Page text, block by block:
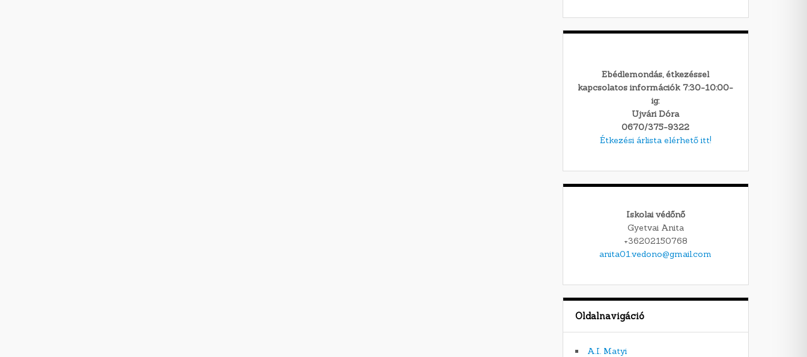
Ebédlemondás, étkezéssel
kapcsolatos információk 7:30-10:00-
ig:
Ujvári Dóra
0670/375-9322
Étkezési árlista elérhető itt!
Iskolai védőnő
Gyetvai Anita
+36202150768
anita01.vedono@gmail.com
Oldalnavigáció
A.I. Matyi